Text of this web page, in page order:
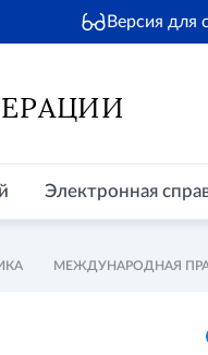
Версия для
Электронная
МЕЖДУНАРОДНАЯ